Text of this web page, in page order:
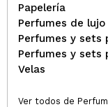
Papelería
Perfumes de lujo
Perfumes y sets
Perfumes y sets
Velas
Ver todos de